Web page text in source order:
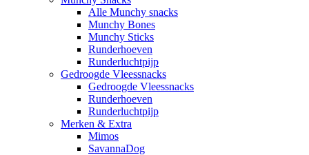
Alle Munchy snacks
Munchy Bones
Munchy Sticks
Runderhoeven
Runderluchtpijp
Gedroogde Vleessnacks
Gedroogde Vleessnacks
Runderhoeven
Runderluchtpijp
Merken & Extra
Mimos
SavannaDog